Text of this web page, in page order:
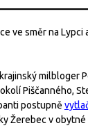
ve směr na Lypci
milbloger
Piščanného,
postupně
Žerebec v